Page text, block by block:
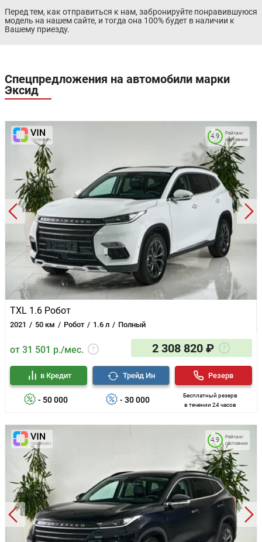
Перед тем, как отправиться к нам, забронируйте понравившуюся
модель на нашем сайте, и тогда она 100% будет в наличии к
Вашему приезду.
Спецпредложения на автомобили марки
Эксид
TXL 1.6 Робот
2021 50 км Робот 1.6 л Полный
Рейтинг
состояния
4.9
от 31 501 р./мес. 2 308 820 ₽
- 50 000
в Кредит
- 30 000
Трейд Ин
Бесплатный резерв
в течении 24 часов
Резерв
Рейтинг
состояния
4.9